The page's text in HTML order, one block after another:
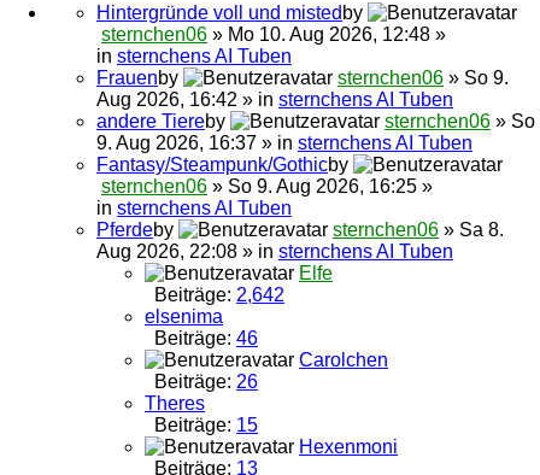
Hintergründe voll und misted by
sternchen06 » Mo 10. Aug 2026, 12:48 »
in sternchens AI Tuben
Frauenby sternchen06 » So 9.
Aug 2026, 16:42 » in sternchens AI Tuben
andere Tiereby sternchen06 » So
9. Aug 2026, 16:37 » in sternchens AI Tuben
Fantasy/Steampunk/Gothicby
sternchen06 » So 9. Aug 2026, 16:25 »
in sternchens AI Tuben
Pferdeby sternchen06 » Sa 8.
Aug 2026, 22:08 » in sternchens AI Tuben
Elfe
Beiträge: 2,642
elsenima
Beiträge: 46
Carolchen
Beiträge: 26
Theres
Beiträge: 15
Hexenmoni
Beiträge: 13